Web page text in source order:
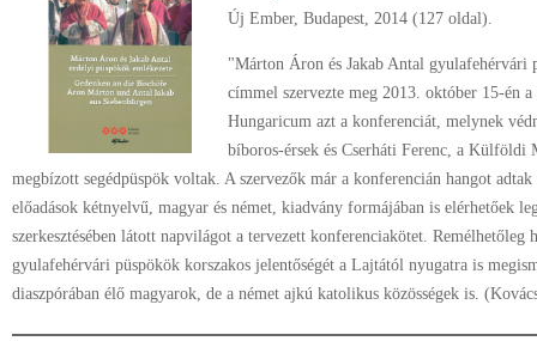
Új Ember, Budapest, 2014 (127 oldal).
"Márton Áron és Jakab Antal gyulafehérvári
címmel szervezte meg 2013. október 15-én
Hungaricum azt a konferenciát, melynek
bíboros-érsek és Cserháti Ferenc, a Külföldi
megbízott segédpüspök voltak. A szervezők már a konferencián hangot
előadások kétnyelvű, magyar és német, kiadvány formájában is elérhetőek
szerkesztésében látott napvilágot a tervezett konferenciakötet. Remélhetőleg
gyulafehérvári püspökök korszakos jelentőségét a Lajtától nyugatra is
diaszpórában élő magyarok, de a német ajkú katolikus közösségek is.